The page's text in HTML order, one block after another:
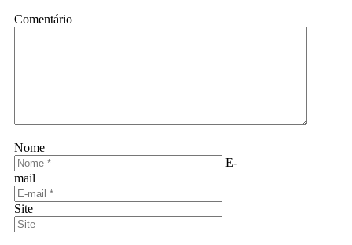
Comentário
Nome
E-
mail
Site